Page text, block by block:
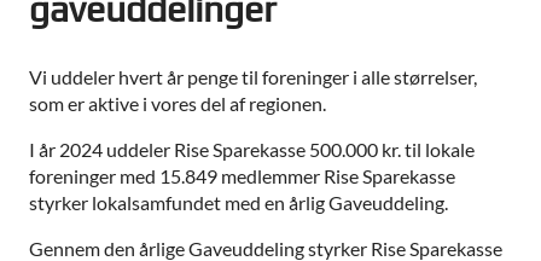
gaveuddelinger
Vi uddeler hvert år penge til foreninger i alle størrelser,
som er aktive i vores del af regionen.
I år 2024 uddeler Rise Sparekasse 500.000 kr. til lokale
foreninger med 15.849 medlemmer Rise Sparekasse
styrker lokalsamfundet med en årlig Gaveuddeling.
Gennem den årlige Gaveuddeling styrker Rise Sparekasse